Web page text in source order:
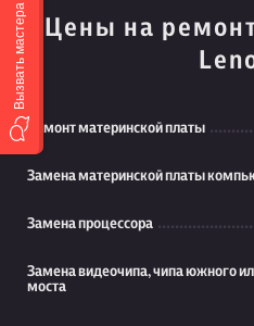
Цены на
Ремонт материнской платы
Замена материнской платы
Замена процессора
Замена видеочипа, чипа южного
моста
Вызвать мастера